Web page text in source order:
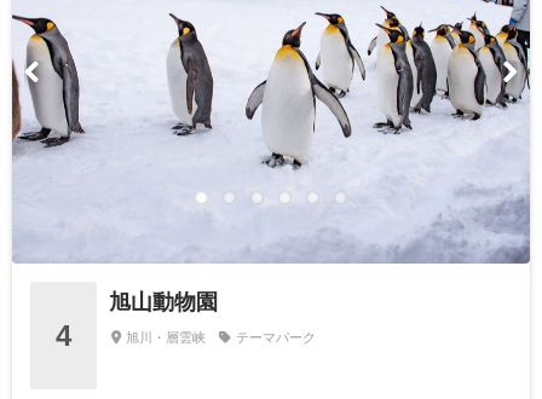
4
旭山動物園
旭川・層雲峡 テーマパーク